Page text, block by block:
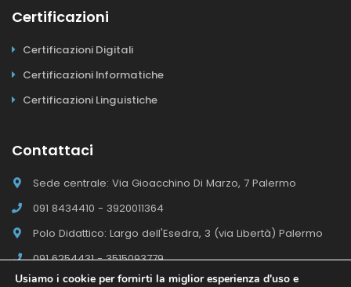
Certificazioni
Certificazioni Digitali
Certificazioni Informatiche
Certificazioni Linguistiche
Contattaci
Sede centrale: Via Gioacchino Di Marzo, 7 Palermo
091 8434410 - 3920011364
Polo Didattico: Largo dell'Esedra, 3 (via Libertà) Palermo
091 6254431 - 3515093779
Usiamo i cookie per fornirti la miglior esperienza d'uso e